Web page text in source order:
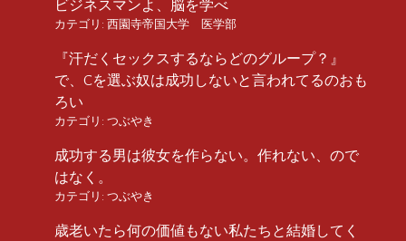
ビジネスマンよ、脳を学べ
カテゴリ: 西園寺帝国大学 医学部
『汗だくセックスするならどのグループ？』
で、Cを選ぶ奴は成功しないと言われてるのおも
ろい
カテゴリ: つぶやき
成功する男は彼女を作らない。作れない、ので
はなく。
カテゴリ: つぶやき
歳老いたら何の価値もない私たちと結婚してく